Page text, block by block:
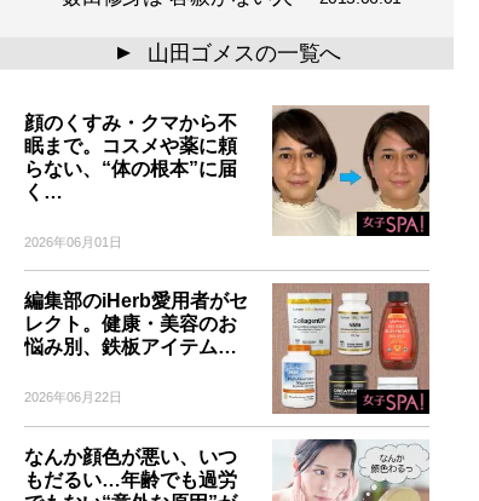
▲ 山田ゴメスの一覧へ
顔のくすみ・クマから不
眠まで。コスメや薬に頼
らない、“体の根本”に届
く…
2026年06月01日
編集部のiHerb愛用者がセ
レクト。健康・美容のお
悩み別、鉄板アイテム…
2026年06月22日
なんか顔色が悪い、いつ
もだるい…年齢でも過労